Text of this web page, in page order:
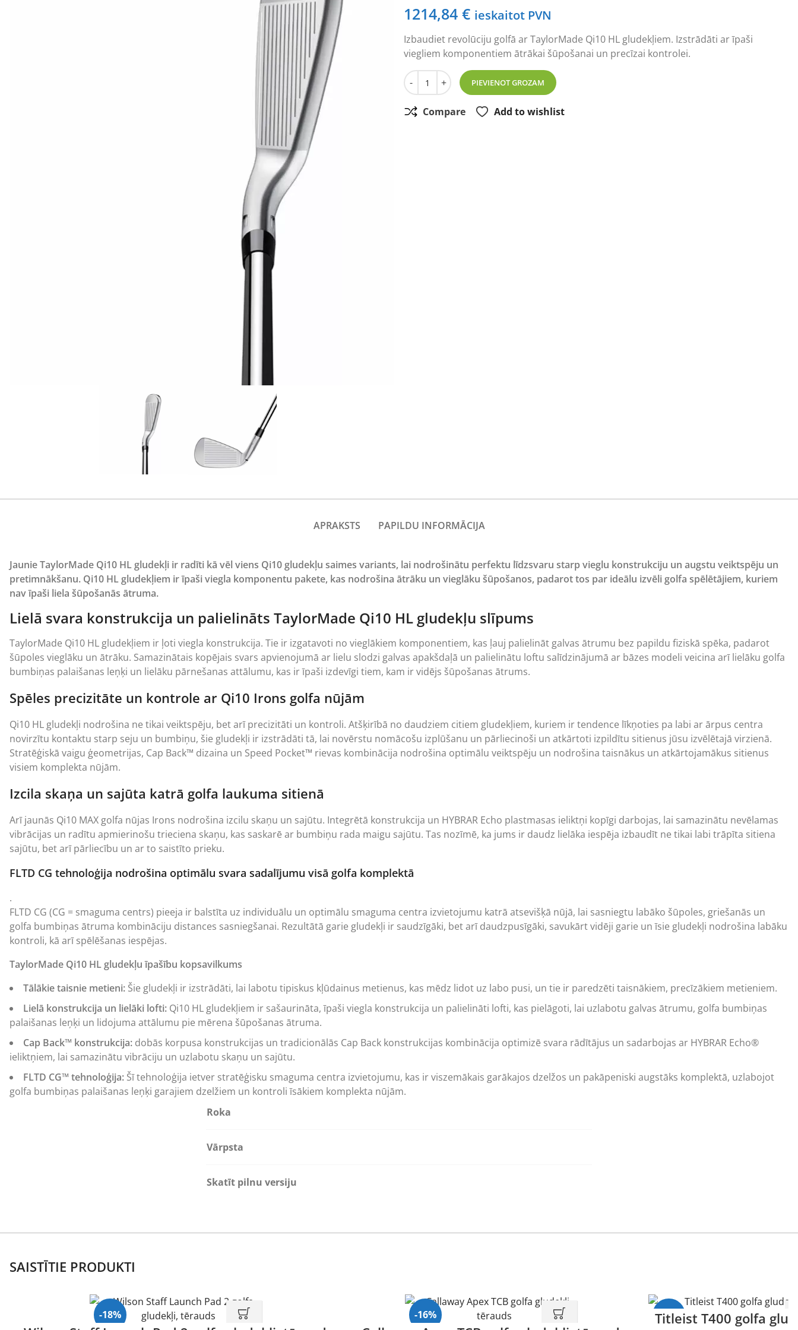
1214,84 € ieskaitot PVN
Izbaudiet revolūciju golfā ar TaylorMade Qi10 HL gludekļiem. Izstrādāti ar īpaši
viegliem komponentiem ātrākai šūpošanai un precīzai kontrolei.
-
TaylorMade Qi10 HL golfa gludekļi, grafīts daudzums
+ PIEVIENOT GROZAM
Compare Add to wishlist
APRAKSTS PAPILDU INFORMĀCIJA
Jaunie TaylorMade Qi10 HL gludekļi ir radīti kā vēl viens Qi10 gludekļu saimes variants, lai nodrošinātu perfektu līdzsvaru starp vieglu konstrukciju un augstu veiktspēju un
pretimnākšanu. Qi10 HL gludekļiem ir īpaši viegla komponentu pakete, kas nodrošina ātrāku un vieglāku šūpošanos, padarot tos par ideālu izvēli golfa spēlētājiem, kuriem
nav īpaši liela šūpošanās ātruma.
Lielā svara konstrukcija un palielināts TaylorMade Qi10 HL gludekļu slīpums
TaylorMade Qi10 HL gludekļiem ir ļoti viegla konstrukcija. Tie ir izgatavoti no vieglākiem komponentiem, kas ļauj palielināt galvas ātrumu bez papildu fiziskā spēka, padarot
šūpoles vieglāku un ātrāku. Samazinātais kopējais svars apvienojumā ar lielu slodzi galvas apakšdaļā un palielinātu loftu salīdzinājumā ar bāzes modeli veicina arī lielāku golfa
bumbiņas palaišanas leņķi un lielāku pārnešanas attālumu, kas ir īpaši izdevīgi tiem, kam ir vidējs šūpošanas ātrums.
Spēles precizitāte un kontrole ar Qi10 Irons golfa nūjām
Qi10 HL gludekļi nodrošina ne tikai veiktspēju, bet arī precizitāti un kontroli. Atšķirībā no daudziem citiem gludekļiem, kuriem ir tendence līkņoties pa labi ar ārpus centra
novirzītu kontaktu starp seju un bumbiņu, šie gludekļi ir izstrādāti tā, lai novērstu nomācošu izplūšanu un pārliecinoši un atkārtoti izpildītu sitienus jūsu izvēlētajā virzienā.
Stratēģiskā vaigu ģeometrijas, Cap Back™ dizaina un Speed Pocket™ rievas kombinācija nodrošina optimālu veiktspēju un nodrošina taisnākus un atkārtojamākus sitienus
visiem komplekta nūjām.
Izcila skaņa un sajūta katrā golfa laukuma sitienā
Arī jaunās Qi10 MAX golfa nūjas Irons nodrošina izcilu skaņu un sajūtu. Integrētā konstrukcija un HYBRAR Echo plastmasas ieliktņi kopīgi darbojas, lai samazinātu nevēlamas
vibrācijas un radītu apmierinošu trieciena skaņu, kas saskarē ar bumbiņu rada maigu sajūtu. Tas nozīmē, ka jums ir daudz lielāka iespēja izbaudīt ne tikai labi trāpīta sitiena
sajūtu, bet arī pārliecību un ar to saistīto prieku.
FLTD CG tehnoloģija nodrošina optimālu svara sadalījumu visā golfa komplektā
.
FLTD CG (CG = smaguma centrs) pieeja ir balstīta uz individuālu un optimālu smaguma centra izvietojumu katrā atsevišķā nūjā, lai sasniegtu labāko šūpoles, griešanās un
golfa bumbiņas ātruma kombināciju distances sasniegšanai. Rezultātā garie gludekļi ir saudzīgāki, bet arī daudzpusīgāki, savukārt vidēji garie un īsie gludekļi nodrošina labāku
kontroli, kā arī spēlēšanas iespējas.
TaylorMade Qi10 HL gludekļu īpašību kopsavilkums
Tālākie taisnie metieni: Šie gludekļi ir izstrādāti, lai labotu tipiskus kļūdainus metienus, kas mēdz lidot uz labo pusi, un tie ir paredzēti taisnākiem, precīzākiem metieniem.
Lielā konstrukcija un lielāki lofti: Qi10 HL gludekļiem ir sašaurināta, īpaši viegla konstrukcija un palielināti lofti, kas pielāgoti, lai uzlabotu galvas ātrumu, golfa bumbiņas
palaišanas leņķi un lidojuma attālumu pie mērena šūpošanas ātruma.
Cap Back™ konstrukcija: dobās korpusa konstrukcijas un tradicionālās Cap Back konstrukcijas kombinācija optimizē svara rādītājus un sadarbojas ar HYBRAR Echo®
ieliktņiem, lai samazinātu vibrāciju un uzlabotu skaņu un sajūtu.
FLTD CG™ tehnoloģija: Šī tehnoloģija ietver stratēģisku smaguma centra izvietojumu, kas ir viszemākais garākajos dzelžos un pakāpeniski augstāks komplektā, uzlabojot
golfa bumbiņas palaišanas leņķi garajiem dzelžiem un kontroli īsākiem komplekta nūjām.
Roka
Vārpsta
Skatīt pilnu versiju
SAISTĪTIE PRODUKTI
-18% -16% -7%
Titleist T400 golfa